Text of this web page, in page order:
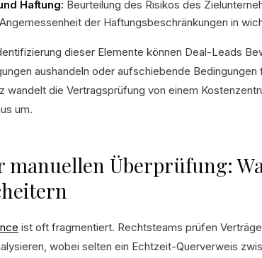
Haftung: Beurteilung des Risikos des
der Haftungsbeschränkungen in
dieser Elemente können Deal-Leads
aushandeln oder aufschiebende
wandelt die Vertragsprüfung von einem
um.
manuellen Überprüfung:
ist oft fragmentiert. Rechtsteams prüfen
wobei selten ein Echtzeit-Querverweis